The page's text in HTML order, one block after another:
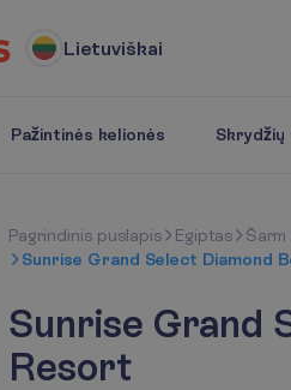
Lietuviškai
Pažintinės kelionės Skrydžių
Pagrindinis puslapis Egiptas
Sunrise Grand Select Diamond
Sunrise Grand
Resort